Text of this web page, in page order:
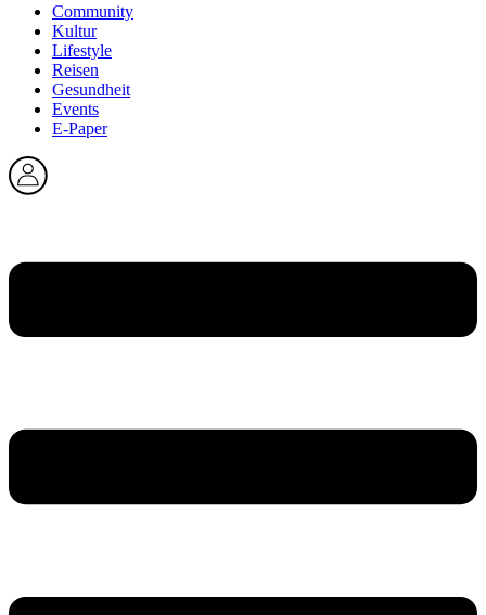
Community
Kultur
Lifestyle
Reisen
Gesundheit
Events
E-Paper